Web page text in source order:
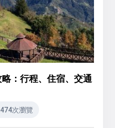
：行程、住宿、交通
474次瀏覽